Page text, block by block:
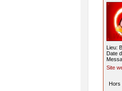
Lieu:
Date
Site
Hors